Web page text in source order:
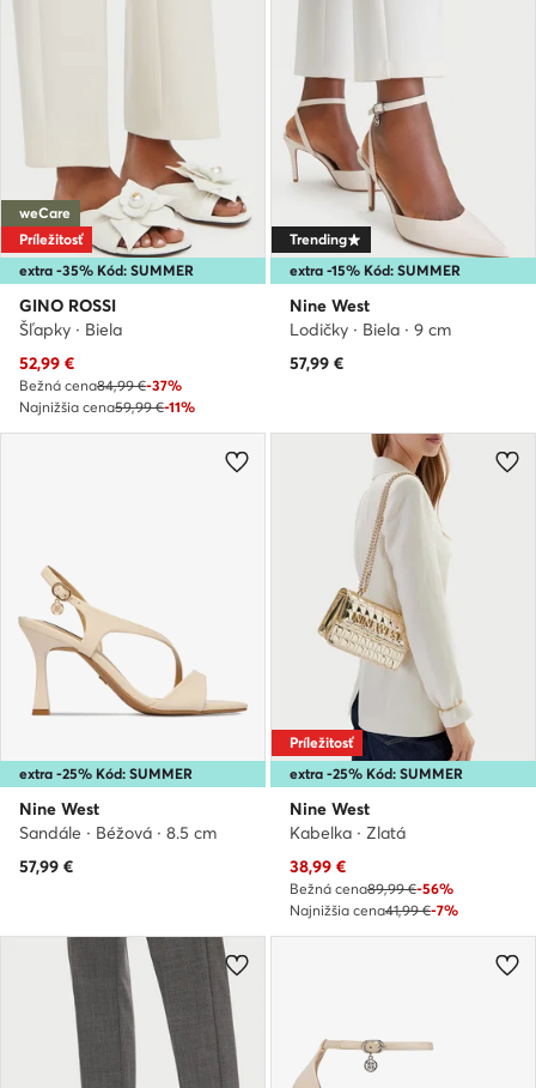
extra -35% Kód: SUMMER
weCare
Príležitosť
GINO ROSSI
Šľapky · Biela
Aktuálna cena
52,99 €
Bežná cena84,99 €-37%
Najnižšia cena59,99 €-11%
extra -15% Kód: SUMMER
Trending
Nine West
Lodičky · Biela · 9 cm
57,99 €
extra -25% Kód: SUMMER
Nine West
Sandále · Béžová · 8.5 cm
57,99 €
extra -25% Kód: SUMMER
Príležitosť
Nine West
Kabelka · Zlatá
Aktuálna cena
38,99 €
Bežná cena89,99 €-56%
Najnižšia cena41,99 €-7%